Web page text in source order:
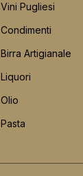
Vini Pugliesi
Condimenti
Birra Artigianale
Liquori
Olio
Pasta